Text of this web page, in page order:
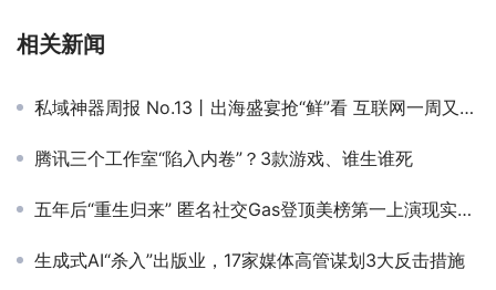
相关新闻
私域神器周报 No.13丨出海盛宴抢“鲜”看 互联网一周又有哪些大事
腾讯三个工作室“陷入内卷”？3款游戏、谁生谁死
五年后“重生归来” 匿名社交Gas登顶美榜第一上演现实爽文
生成式AI“杀入”出版业，17家媒体高管谋划3大反击措施